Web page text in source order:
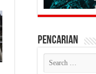
PENCARIAN